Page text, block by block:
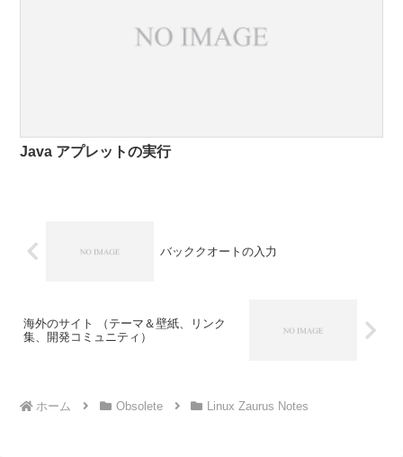
Java アプレットの実行
バッククオートの入力
海外のサイト （テーマ＆壁紙、リンク
集、開発コミュニティ）
ホーム Obsolete Linux Zaurus Notes